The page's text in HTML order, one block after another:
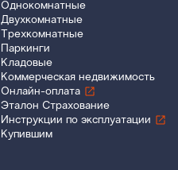
Однокомнатные
Двухкомнатные
Трехкомнатные
Паркинги
Кладовые
Коммерческая недвижимость
Онлайн-оплата
Эталон Страхование
Инструкции по эксплуатации
Купившим